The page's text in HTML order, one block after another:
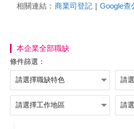
相關連結： 商業司登記 ｜ Google查
本企業全部職缺
條件篩選：